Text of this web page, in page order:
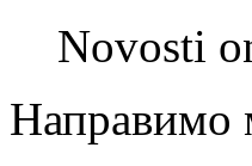
Novosti
Направимо